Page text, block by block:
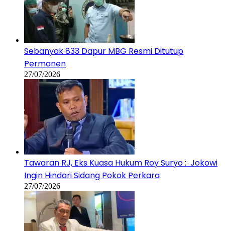
Sebanyak 833 Dapur MBG Resmi Ditutup
Permanen
27/07/2026
Tawaran RJ, Eks Kuasa Hukum Roy Suryo : Jokowi
Ingin Hindari Sidang Pokok Perkara
27/07/2026